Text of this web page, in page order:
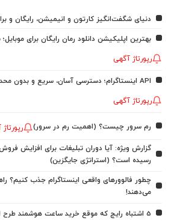
دنیای شگفت‌انگیز کارتون و انیمیشن، رایگان و
بهترین اپلیکیشن دانلود رمان رایگان برای
رپورتاژ آگهی
API اینستاگرام؛ دسترسی آسان، سریع و بدون محدودیت به اطلاعات اینستاگرام
رپورتاژ آگهی
رم سرور چیست؟ (اهمیت رم در سرور)
گزارش ویژه: آیا دوران تبلیغات برای افزایش
رسیده است؟ (استراتژی جایگزین)
چطور فالوورهای واقعی اینستاگرام جذب کنیم؟
می‌دهند!
5 اشتباه رایج که موقع خرید ساعت هوشمند طرح اپل واچ نباید انجام بدید!